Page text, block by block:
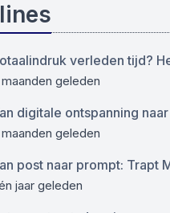
geleden
geleden
jaar geleden